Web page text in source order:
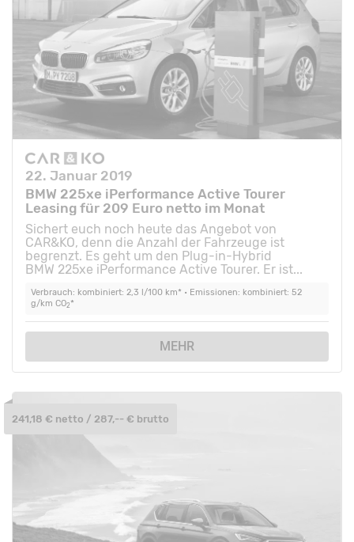
22. Januar 2019
BMW 225xe iPerformance Active Tourer
Leasing für 209 Euro netto im Monat
Sichert euch noch heute das Angebot von
CAR&KO, denn die Anzahl der Fahrzeuge ist
begrenzt. Es geht um den Plug-in-Hybrid
BMW 225xe iPerformance Active Tourer. Er ist...
Verbrauch: kombiniert: 2,3 l/100 km* • Emissionen: kombiniert: 52
g/km CO2*
MEHR
241,18 € netto / 287,-- € brutto